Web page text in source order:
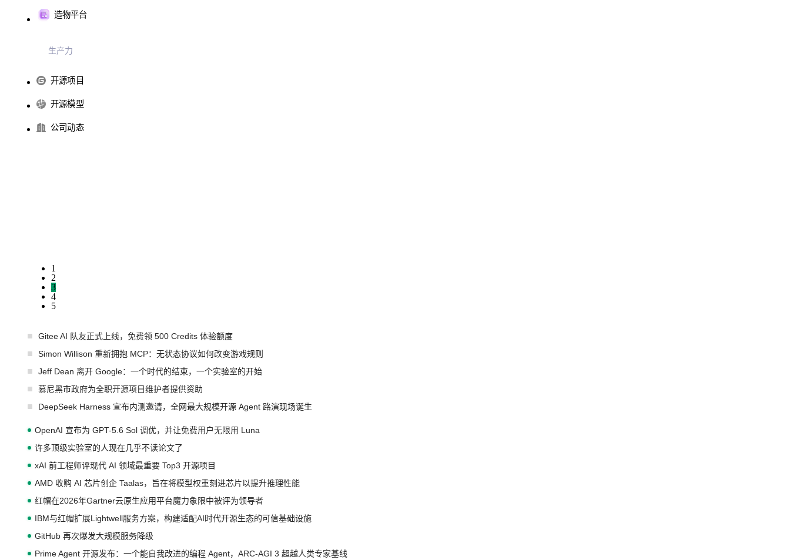
造物平台
生产力
开源项目
开源模型
公司动态
1
2
3
4
5
Gitee AI 队友正式上线，免费领 500 Credits 体验额度
Simon Willison 重新拥抱 MCP：无状态协议如何改变游戏规则
Jeff Dean 离开 Google：一个时代的结束，一个实验室的开始
慕尼黑市政府为全职开源项目维护者提供资助
DeepSeek Harness 宣布内测邀请，全网最大规模开源 Agent 路演现场诞生
OpenAI 宣布为 GPT-5.6 Sol 调优，并让免费用户无限用 Luna
许多顶级实验室的人现在几乎不读论文了
xAI 前工程师评现代 AI 领域最重要 Top3 开源项目
AMD 收购 AI 芯片创企 Taalas，旨在将模型权重刻进芯片以提升推理性能
红帽在2026年Gartner云原生应用平台魔力象限中被评为领导者
IBM与红帽扩展Lightwell服务方案，构建适配AI时代开源生态的可信基础设施
GitHub 再次爆发大规模服务降级
Prime Agent 开源发布：一个能自我改进的编程 Agent，ARC-AGI 3 超越人类专家基线